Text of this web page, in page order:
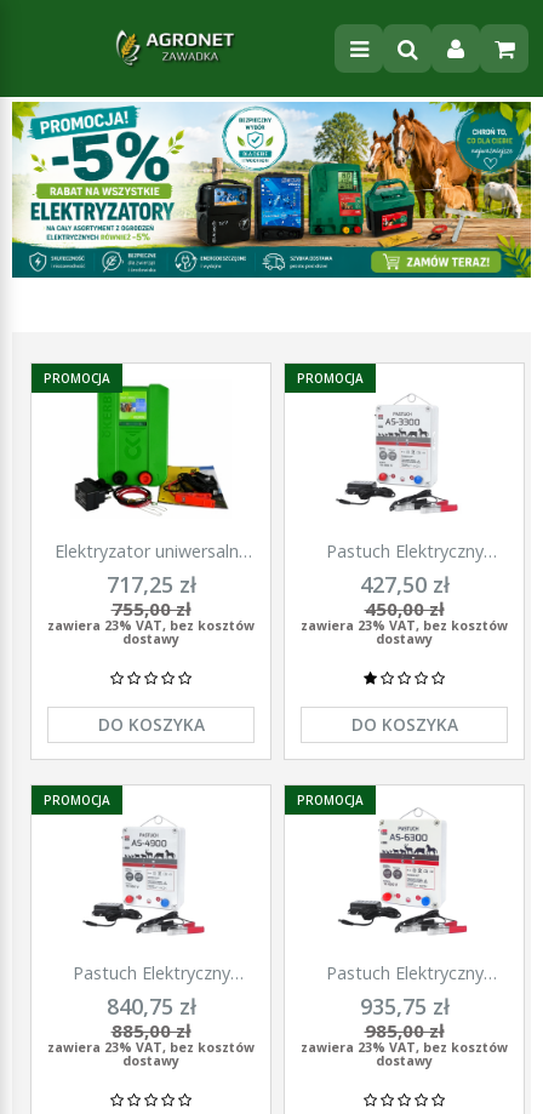
Elektryzator uniwersalny
TITAN DUO 3000, dla
koni, bydła, owiec i kóz,
2,0 J, Kerbl
717,25 zł
755,00 zł
zawiera 23% VAT, bez kosztów
dostawy
DO KOSZYKA
PROMOCJA
Pastuch Elektryczny
Elektryzator uniwersalny
Pomelac AS-3300 3,3 Jula
427,50 zł
450,00 zł
zawiera 23% VAT, bez kosztów
dostawy
DO KOSZYKA
PROMOCJA
Pastuch Elektryczny
Elektryzator uniwersalny
Pomelac AS-4900 4,9Jula
840,75 zł
885,00 zł
zawiera 23% VAT, bez kosztów
dostawy
PROMOCJA
Pastuch Elektryczny
Elektryzator uniwersalny
Pomelac AS-6300 6,3Jula
935,75 zł
985,00 zł
zawiera 23% VAT, bez kosztów
dostawy
PROMOCJA